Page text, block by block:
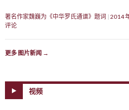
著名作家魏巍为《中华罗氏通谱》题词 2014
评论
更多 图片新闻 →
视频